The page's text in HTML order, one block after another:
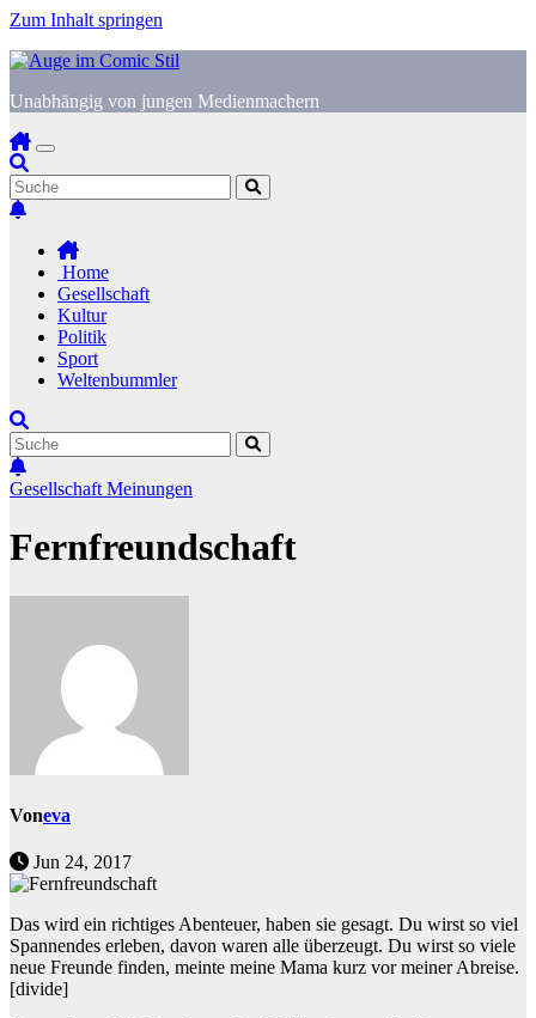
Zum Inhalt springen
Unabhängig von jungen Medienmachern
Home
Gesellschaft
Kultur
Politik
Sport
Weltenbummler
Gesellschaft Meinungen
Fernfreundschaft
Voneva
Jun 24, 2017
Das wird ein richtiges Abenteuer, haben sie gesagt. Du wirst so viel
Spannendes erleben, davon waren alle überzeugt. Du wirst so viele
neue Freunde finden, meinte meine Mama kurz vor meiner Abreise.
[divide]